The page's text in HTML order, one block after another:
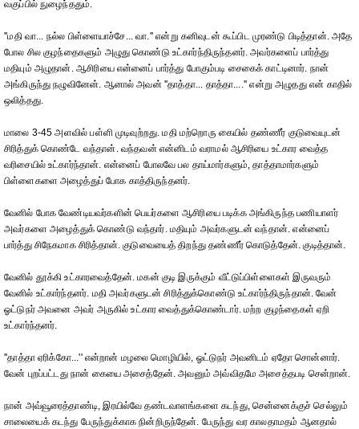
வகுப்பில் நுழைந்ததும்.
''மதி வா... நல்ல பிள்ளையாச்சே... வா.'' என்று கனிவுடன் கூப்பிட முரண்டு பிடித்தான். அதே
போல சில குழந்தைகளும் அழுது கொண்டு உட்கார்ந்திருந்தனர். அவர்களைப் பார்த்து
மதியும் அழுதான். ஆசிரியை என்னைப் பார்த்து போகும்படி சைகைக் காட்டினார். நான்
அங்கிருந்து நழுவினேன். ஆனால் அவன் ''தாத்தா... தாத்தா....'' என்று அழுதது என் காதில்
ஒலித்தது.
மாலை 3-45 அளவில் பள்ளி முடிவுற்றது. மதி மற்றொரு கையில் தண்ணீர் குடுவையுடன்
சிரித்துக் கொண்டே வந்தான். வந்தவன் என்னிடம் வராமல் ஆசிரியை உட்கார வைத்த
வரிசையில் உட்கார்ந்தான். என்னைப் போலவே பல தாய்மார்களும், தாத்தாமார்களும்
பிள்ளைகளை அழைத்துப் போக காத்திருந்தனர்.
வேனில் போக வேண்டியவர்களின் பெயர்களை ஆசிரியை படிக்க அங்கிருந்த பணியாளர்
அவர்களை அழைத்துக் கொண்டு வந்தார். மதியும் அவர்களுடன் வந்தான். என்னைப்
பார்த்து சிநேகமாக சிரித்தான். குடுவையைத் திறந்து தண்ணீர் கொடுத்தேன். குடித்தான்.
வேனில் தூக்கி உட்காரவைத்தேன். மகன் குடி இருக்கும் வீட்டுப்பிள்ளைகள் இருவரும்
வேனில் உட்கார்ந்தனர். மதி அவர்களுடன் சிரித்துக்கொண்டு உட்கார்ந்திருந்தான். வேன்
ஓட்டுநர் அவனை அவர் அருகில் உட்கார வைத்துக்கொண்டார். மற்ற குழந்தைகள் ஏறி
உட்கார்ந்தனர்.
''தாத்தா ஏரிக்கோ...'' என்றான் மழலை மொழியில், ஓட்டுநர் அவனிடம் ஏதோ சொன்னார்.
வேன் புறப்பட்டது நான் கையை அசைத்தேன். அவனும் அவ்விதமே அசைத்தபடி சென்றான்.
நான் அவ்வூரைத்தாண்டி, இரயில்வே தண்டவாளங்களை கடந்து, சென்னைக்குச் செல்லும்
சாலையைக் கடந்து பேருந்துக்காக நின்றிருந்தேன். பேருந்து வர காலதாமதம் ஆனதால்